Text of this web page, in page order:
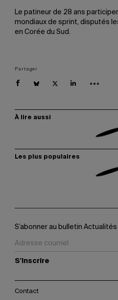
Le patineur de 28 ans
mondiaux de sprint, disputés
en Corée du Sud.
Partager
À lire aussi
Les plus populaires
S’abonner au bulletin Actualités
S'inscrire
Contact